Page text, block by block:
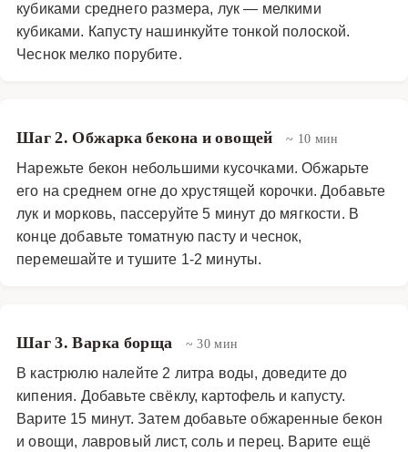
кубиками среднего размера, лук — мелкими
кубиками. Капусту нашинкуйте тонкой полоской.
Чеснок мелко порубите.
Шаг 2. Обжарка бекона и овощей ~ 10 мин
Нарежьте бекон небольшими кусочками. Обжарьте
его на среднем огне до хрустящей корочки. Добавьте
лук и морковь, пассеруйте 5 минут до мягкости. В
конце добавьте томатную пасту и чеснок,
перемешайте и тушите 1-2 минуты.
Шаг 3. Варка борща ~ 30 мин
В кастрюлю налейте 2 литра воды, доведите до
кипения. Добавьте свёклу, картофель и капусту.
Варите 15 минут. Затем добавьте обжаренные бекон
и овощи, лавровый лист, соль и перец. Варите ещё